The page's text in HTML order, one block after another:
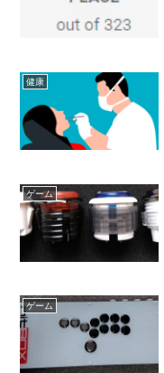
健康
ゲーム
ゲーム